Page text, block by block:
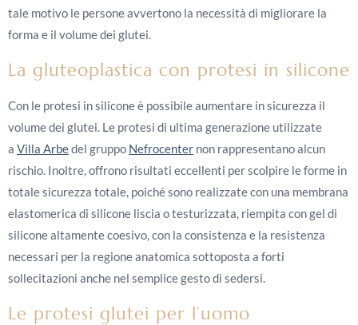
tale motivo le persone avvertono la necessità di migliorare la
forma e il volume dei glutei.
La gluteoplastica con protesi in silicone
Con le protesi in silicone è possibile aumentare in sicurezza il
volume dei glutei. Le protesi di ultima generazione utilizzate
a Villa Arbedel gruppo Nefrocenter non rappresentano alcun
rischio. Inoltre, offrono risultati eccellenti per scolpire le forme in
totale sicurezza totale, poiché sono realizzate con una membrana
elastomerica di silicone liscia o testurizzata, riempita con gel di
silicone altamente coesivo, con la consistenza e la resistenza
necessari per la regione anatomica sottoposta a forti
sollecitazioni anche nel semplice gesto di sedersi.
Le protesi glutei per l’uomo